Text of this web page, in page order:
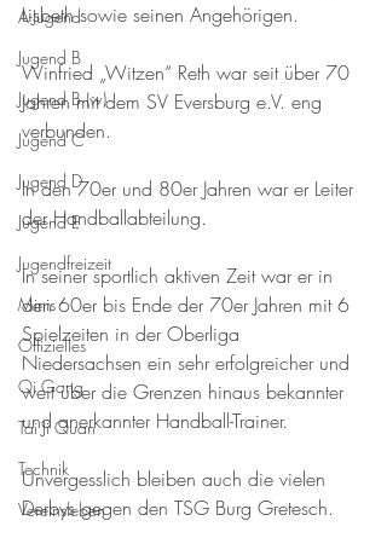
A-Jugend
Jugend B
Jugend B (w)
Jugend C
Jugend D
Jugend E
Jugendfreizeit
Minis
Offizielles
Qi Gong
Tai Ji Quan
Technik
Vereinsleben
Lisbeth sowie seinen Angehörigen.
Winfried „Witzen“ Reth war seit über 70
Jahren mit dem SV Eversburg e.V. eng
verbunden.
In den 70er und 80er Jahren war er Leiter
der Handballabteilung.
In seiner sportlich aktiven Zeit war er in
den 60er bis Ende der 70er Jahren mit 6
Spielzeiten in der Oberliga
Niedersachsen ein sehr erfolgreicher und
weit über die Grenzen hinaus bekannter
und anerkannter Handball-Trainer.
Unvergesslich bleiben auch die vielen
Derbys gegen den TSG Burg Gretesch.